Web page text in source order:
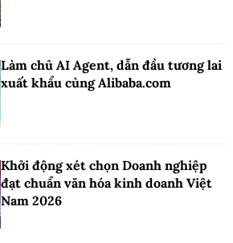
Làm chủ AI Agent, dẫn đầu tương lai
xuất khẩu cùng Alibaba.com
Khởi động xét chọn Doanh nghiệp
đạt chuẩn văn hóa kinh doanh Việt
Nam 2026